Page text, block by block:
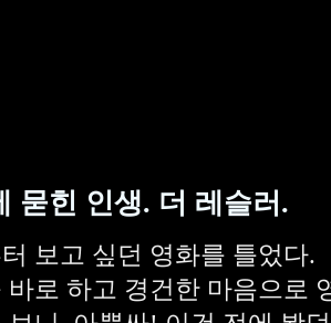
묻힌 인생. 더 레슬러.
보고 싶던 영화를 틀었다.
바로 하고 경건한 마음으로